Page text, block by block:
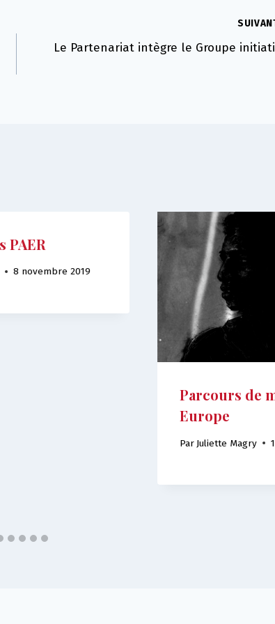
Le Partenariat intègre le Groupe
PAER
8 novembre 2019
Parcours de
Europe
Par Juliette Magry